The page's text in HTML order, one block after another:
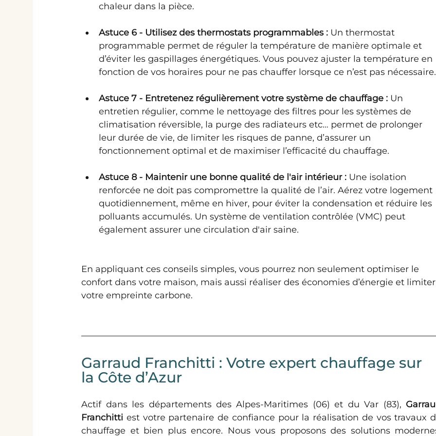
chaleur dans la pièce.
Astuce 6 - Utilisez des thermostats programmables : Un thermostat
programmable permet de réguler la température de manière optimale et
d’éviter les gaspillages énergétiques. Vous pouvez ajuster la température en
fonction de vos horaires pour ne pas chauffer lorsque ce n’est pas nécessaire.
Astuce 7 - Entretenez régulièrement votre système de chauffage : Un
entretien régulier, comme le nettoyage des filtres pour les systèmes de
climatisation réversible, la purge des radiateurs etc… permet de prolonger
leur durée de vie, de limiter les risques de panne, d’assurer un
fonctionnement optimal et de maximiser l’efficacité du chauffage.
Astuce 8 - Maintenir une bonne qualité de l'air intérieur : Une isolation
renforcée ne doit pas compromettre la qualité de l’air. Aérez votre logement
quotidiennement, même en hiver, pour éviter la condensation et réduire les
polluants accumulés. Un système de ventilation contrôlée (VMC) peut
également assurer une circulation d'air saine.
En appliquant ces conseils simples, vous pourrez non seulement optimiser le
confort dans votre maison, mais aussi réaliser des économies d’énergie et
votre empreinte carbone.
Garraud Franchitti : Votre expert chauffage sur
la Côte d’Azur
Actif dans les départements des Alpes-Maritimes (06) et du Var (83),
Franchitti est votre partenaire de confiance pour la réalisation de vos travaux
chauffage et bien plus encore. Nous vous proposons des solutions